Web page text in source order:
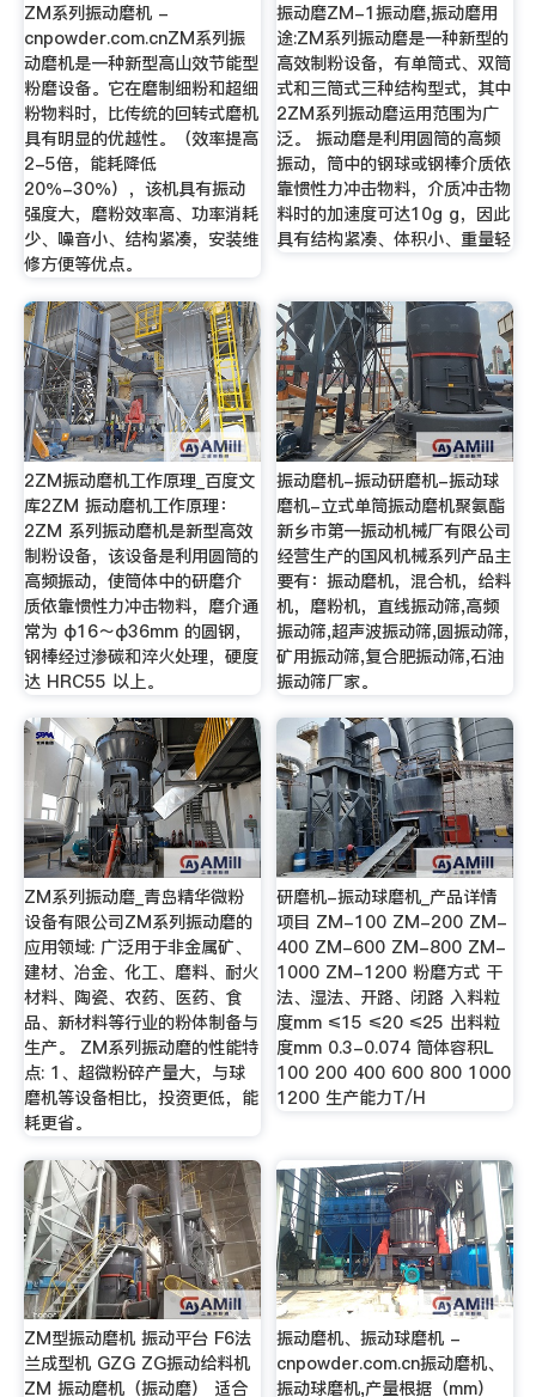
ZM系列振动磨机 -
cnpowder.com.cnZM系列振
动磨机是一种新型高山效节能型
粉磨设备。它在磨制细粉和超细
粉物料时，比传统的回转式磨机
具有明显的优越性。（效率提高
2-5倍，能耗降低
20％-30％），该机具有振动
强度大，磨粉效率高、功率消耗
少、噪音小、结构紧凑，安装维
修方便等优点。
振动磨ZM-1振动磨,振动磨用
途:ZM系列振动磨是一种新型的
高效制粉设备，有单筒式、双筒
式和三筒式三种结构型式，其中
2ZM系列振动磨运用范围为广
泛。 振动磨是利用圆筒的高频
振动，筒中的钢球或钢棒介质依
靠惯性力冲击物料，介质冲击物
料时的加速度可达10g g，因此
具有结构紧凑、体积小、重量轻
2ZM振动磨机工作原理_百度文
库2ZM 振动磨机工作原理：
2ZM 系列振动磨机是新型高效
制粉设备，该设备是利用圆筒的
高频振动，使筒体中的研磨介
质依靠惯性力冲击物料，磨介通
常为 φ16～φ36mm 的圆钢，
钢棒经过渗碳和淬火处理，硬度
达 HRC55 以上。
振动磨机-振动研磨机-振动球
磨机-立式单筒振动磨机聚氨酯
新乡市第一振动机械厂有限公司
经营生产的国风机械系列产品主
要有：振动磨机，混合机，给料
机，磨粉机，直线振动筛,高频
振动筛,超声波振动筛,圆振动筛,
矿用振动筛,复合肥振动筛,石油
振动筛厂家。
ZM系列振动磨_青岛精华微粉
设备有限公司ZM系列振动磨的
应用领域: 广泛用于非金属矿、
建材、冶金、化工、磨料、耐火
材料、陶瓷、农药、医药、食
品、新材料等行业的粉体制备与
生产。 ZM系列振动磨的性能特
点: 1、超微粉碎产量大，与球
磨机等设备相比，投资更低，能
耗更省。
研磨机-振动球磨机_产品详情
项目 ZM-100 ZM-200 ZM-
400 ZM-600 ZM-800 ZM-
1000 ZM-1200 粉磨方式 干
法、湿法、开路、闭路 入料粒
度mm ≤15 ≤20 ≤25 出料粒
度mm 0.3-0.074 筒体容积L
100 200 400 600 800 1000
1200 生产能力T/H
ZM型振动磨机 振动平台 F6法
兰成型机 GZG ZG振动给料机
ZM 振动磨机（振动磨） 适合
振动磨机、振动球磨机 -
cnpowder.com.cn振动磨机、
振动球磨机,产量根据（mm）